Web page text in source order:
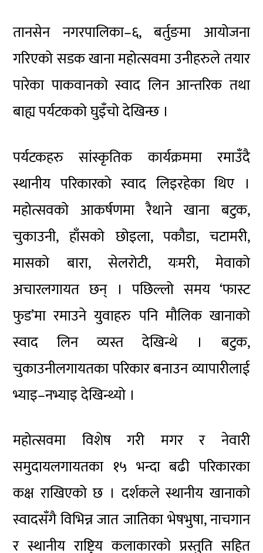
तानसेन नगरपालिका–६, बर्तुङमा आयोजना
गरिएको सडक खाना महोत्सवमा उनीहरुले तयार
पारेका पाकवानको स्वाद लिन आन्तरिक तथा
बाह्य पर्यटकको घुइँचो देखिन्छ ।
पर्यटकहरु सांस्कृतिक कार्यक्रममा रमाउँदै
स्थानीय परिकारको स्वाद लिइरहेका थिए ।
महोत्सवको आकर्षणमा रैथाने खाना बटुक,
चुकाउनी, हाँसको छोइला, पकौडा, चटामरी,
मासको बारा, सेलरोटी, यःमरी, मेवाको
अचारलगायत छन् । पछिल्लो समय ‘फास्ट
फुड’मा रमाउने युवाहरु पनि मौलिक खानाको
स्वाद लिन व्यस्त देखिन्थे । बटुक,
चुकाउनीलगायतका परिकार बनाउन व्यापारीलाई
भ्याइ–नभ्याइ देखिन्थ्यो ।
महोत्सवमा विशेष गरी मगर र नेवारी
समुदायलगायतका १५ भन्दा बढी परिकारका
कक्ष राखिएको छ । दर्शकले स्थानीय खानाको
स्वादसँगै विभिन्न जात जातिका भेषभुषा, नाचगान
र स्थानीय राष्ट्रिय कलाकारको प्रस्तुति सहित